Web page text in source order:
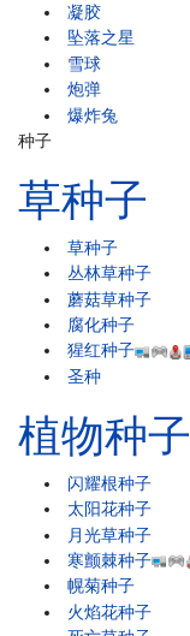
凝胶
坠落之星
雪球
炮弹
爆炸兔
种子
草种子
草种子
丛林草种子
蘑菇草种子
腐化种子
猩红种子
圣种
植物种子
闪耀根种子
太阳花种子
月光草种子
寒颤棘种子
幌菊种子
火焰花种子